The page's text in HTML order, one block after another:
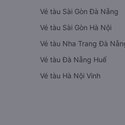
Vé tàu Sài Gòn Đà Nẵng
Vé tàu Sài Gòn Hà Nội
Vé tàu Nha Trang Đà
Vé tàu Đà Nẵng Huế
Vé tàu Hà Nội Vinh